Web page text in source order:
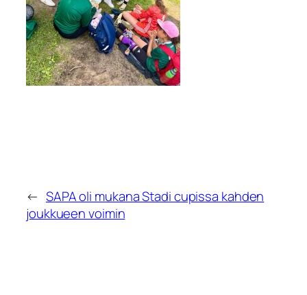
← SAPA oli mukana Stadi cupissa kahden
joukkueen voimin